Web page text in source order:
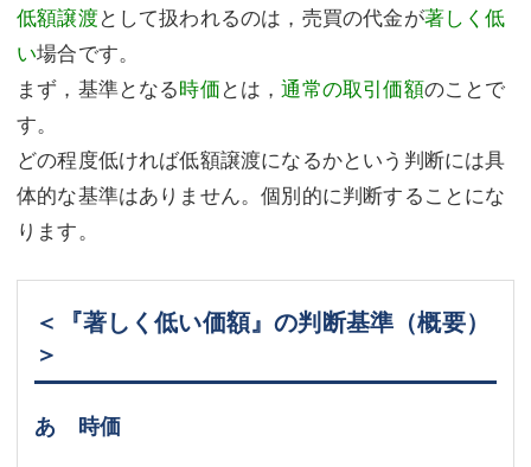
低額譲渡として扱われるのは，売買の代金が著しく低
い場合です。
まず，基準となる時価とは，通常の取引価額のことで
す。
どの程度低ければ低額譲渡になるかという判断には具
体的な基準はありません。個別的に判断することにな
ります。
＜『著しく低い価額』の判断基準（概要）
＞
あ 時価